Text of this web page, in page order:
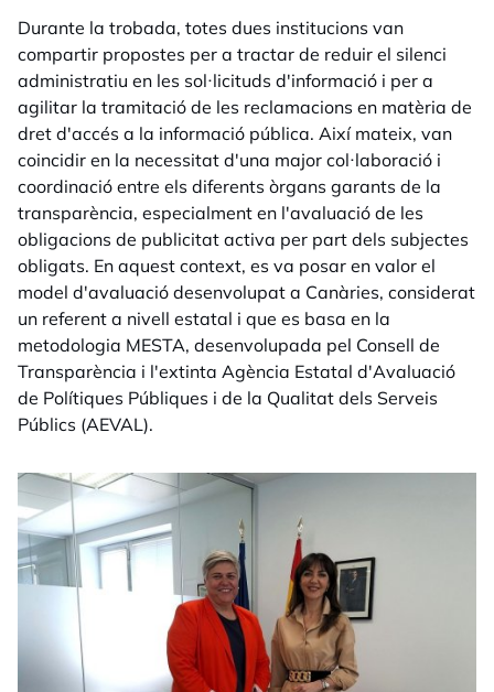
Durante la trobada, totes dues institucions van
compartir propostes per a tractar de reduir el silenci
administratiu en les sol·licituds d'informació i per a
agilitar la tramitació de les reclamacions en matèria de
dret d'accés a la informació pública. Així mateix, van
coincidir en la necessitat d'una major col·laboració i
coordinació entre els diferents òrgans garants de la
transparència, especialment en l'avaluació de les
obligacions de publicitat activa per part dels subjectes
obligats. En aquest context, es va posar en valor el
model d'avaluació desenvolupat a Canàries, considerat
un referent a nivell estatal i que es basa en la
metodologia MESTA, desenvolupada pel Consell de
Transparència i l'extinta Agència Estatal d'Avaluació
de Polítiques Públiques i de la Qualitat dels Serveis
Públics (AEVAL).